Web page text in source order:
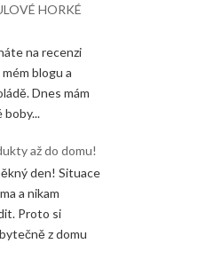
HORKÉ
na recenzi
blogu a
Dnes mám
až do domu!
den! Situace
a nikam
Proto si
z domu